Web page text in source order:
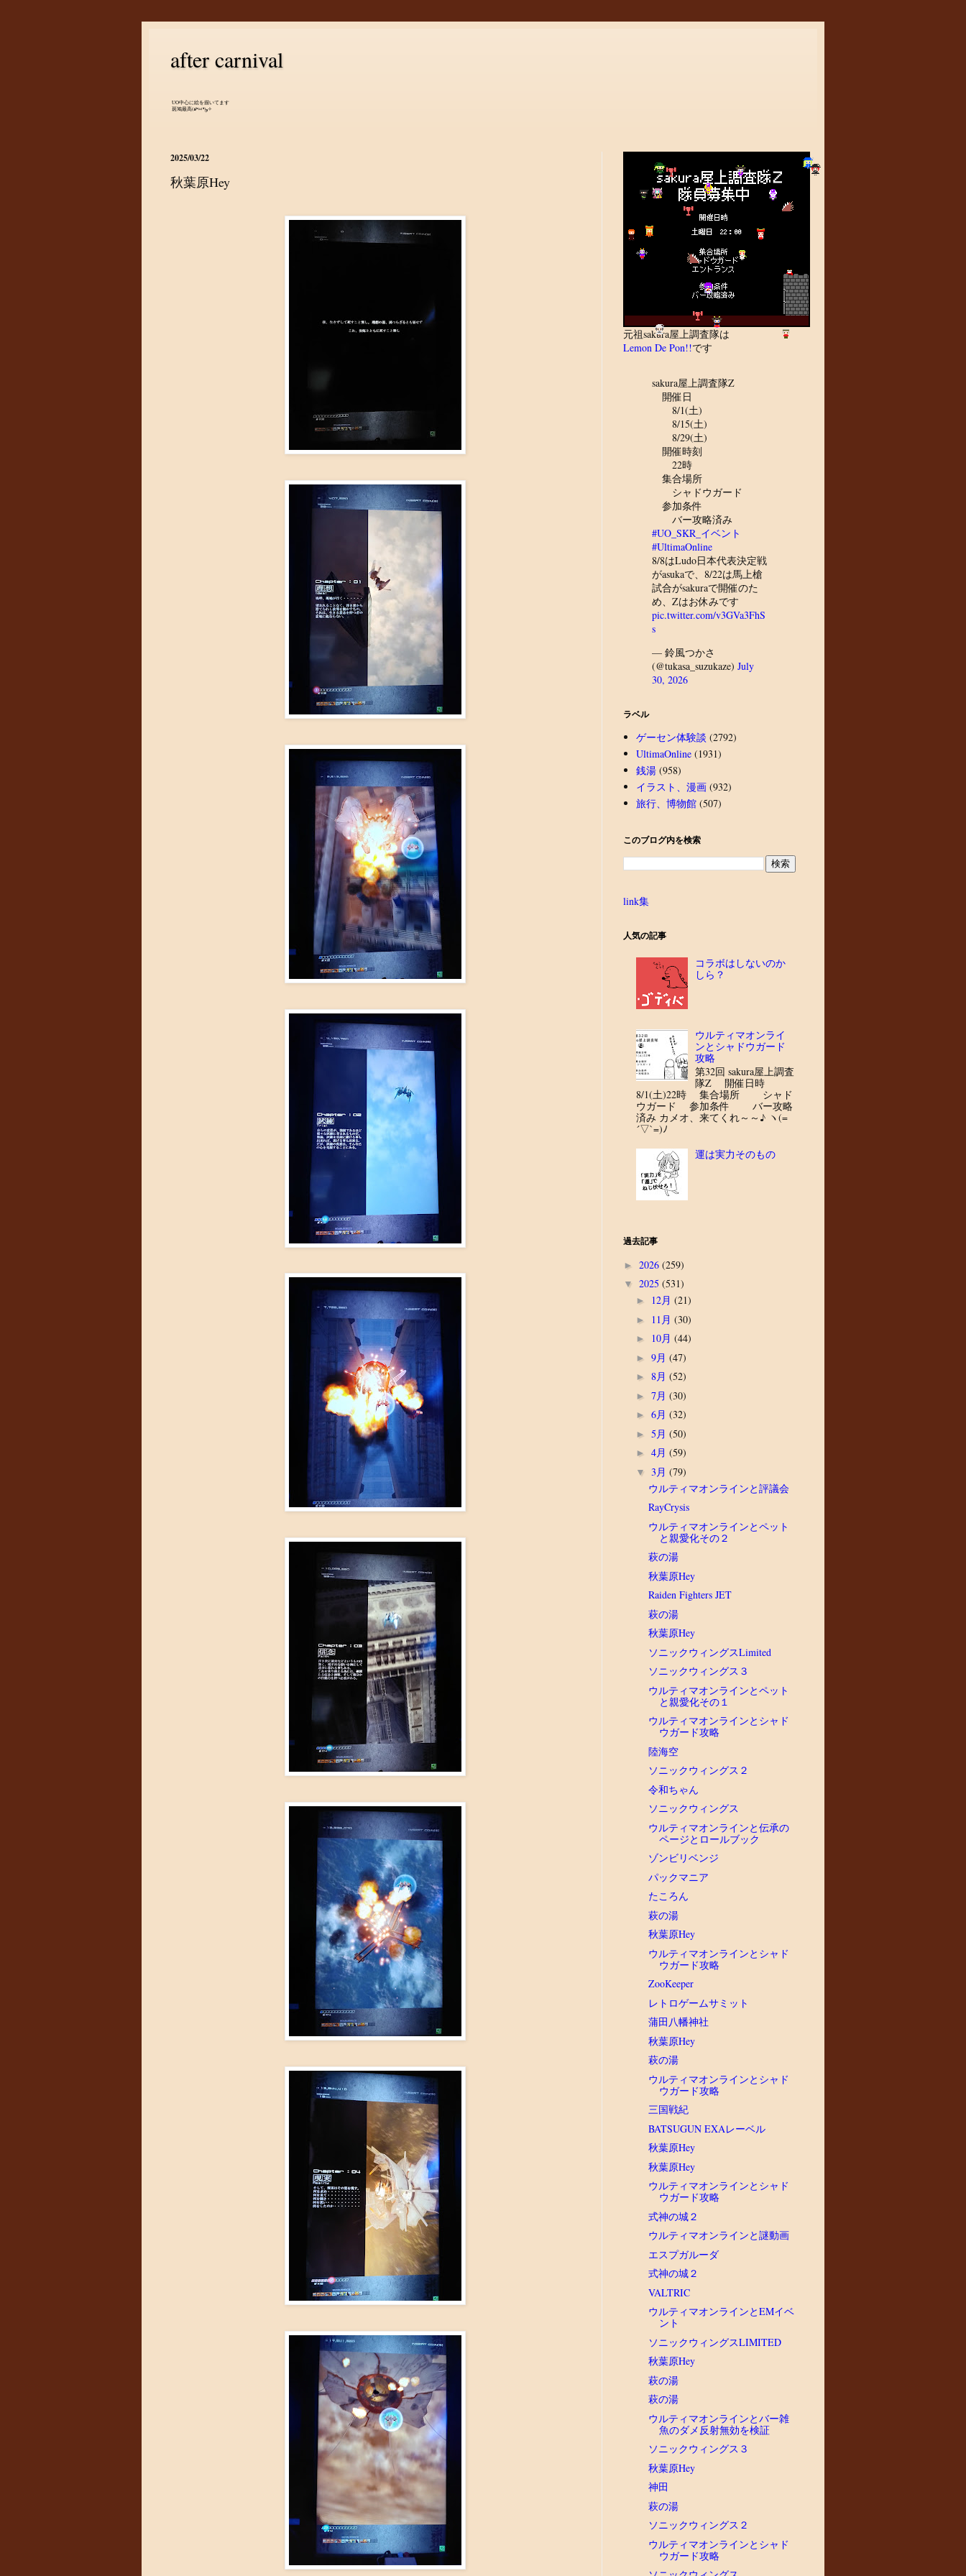
after carnival
UO中心に絵を描いてます
斑鳩最高(๑•̀ㅂ•́)و✧
2025/03/22
秋葉原Hey
元祖sakura屋上調査隊は
Lemon De Pon!!です
sakura屋上調査隊Z
開催日
8/1(土)
8/15(土)
8/29(土)
開催時刻
22時
集合場所
シャドウガード
参加条件
バー攻略済み
#UO_SKR_イベント
#UltimaOnline
8/8はLudo日本代表決定戦
がasukaで、8/22は馬上槍
試合がsakuraで開催のた
め、Zはお休みです
pic.twitter.com/v3GVa3FhS
s
— 鈴風つかさ
(@tukasa_suzukaze) July
30, 2026
ラベル
ゲーセン体験談 (2792)
UltimaOnline (1931)
銭湯 (958)
イラスト、漫画 (932)
旅行、博物館 (507)
このブログ内を検索
link集
人気の記事
コラボはしないのか
しら？
ウルティマオンライ
ンとシャドウガード
攻略
第32回 sakura屋上調査
隊Z 開催日時
8/1(土)22時 集合場所 シャド
ウガード 参加条件 バー攻略
済み カメオ、来てくれ～～♪ ヽ(=
´▽`=)ﾉ
運は実力そのもの
過去記事
► 2026 (259)
▼ 2025 (531)
► 12月 (21)
► 11月 (30)
► 10月 (44)
► 9月 (47)
► 8月 (52)
► 7月 (30)
► 6月 (32)
► 5月 (50)
► 4月 (59)
▼ 3月 (79)
ウルティマオンラインと評議会
RayCrysis
ウルティマオンラインとペット
と親愛化その２
萩の湯
秋葉原Hey
Raiden Fighters JET
萩の湯
秋葉原Hey
ソニックウィングスLimited
ソニックウィングス３
ウルティマオンラインとペット
と親愛化その１
ウルティマオンラインとシャド
ウガード攻略
陸海空
ソニックウィングス２
令和ちゃん
ソニックウィングス
ウルティマオンラインと伝承の
ページとロールブック
ゾンビリベンジ
パックマニア
たころん
萩の湯
秋葉原Hey
ウルティマオンラインとシャド
ウガード攻略
ZooKeeper
レトロゲームサミット
蒲田八幡神社
秋葉原Hey
萩の湯
ウルティマオンラインとシャド
ウガード攻略
三国戦紀
BATSUGUN EXAレーベル
秋葉原Hey
秋葉原Hey
ウルティマオンラインとシャド
ウガード攻略
式神の城２
ウルティマオンラインと謎動画
エスプガルーダ
式神の城２
VALTRIC
ウルティマオンラインとEMイベ
ント
ソニックウィングスLIMITED
秋葉原Hey
萩の湯
萩の湯
ウルティマオンラインとバー雑
魚のダメ反射無効を検証
ソニックウィングス３
秋葉原Hey
神田
萩の湯
ソニックウィングス２
ウルティマオンラインとシャド
ウガード攻略